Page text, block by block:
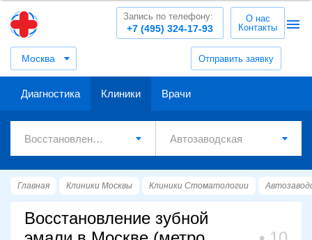
Москва Отправить заявку
+7 (495) 324-17-93
Запись по телефону:
О нас
Контакты
Диагностика Клиники Врачи
Главная Клиники Москвы Клиники Стоматологии
Восстановление зубной